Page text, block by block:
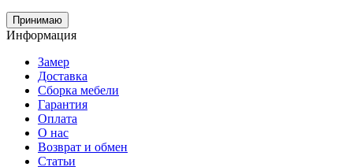
Принимаю
Информация
Замер
Доставка
Сборка мебели
Гарантия
Оплата
О нас
Возврат и обмен
Статьи